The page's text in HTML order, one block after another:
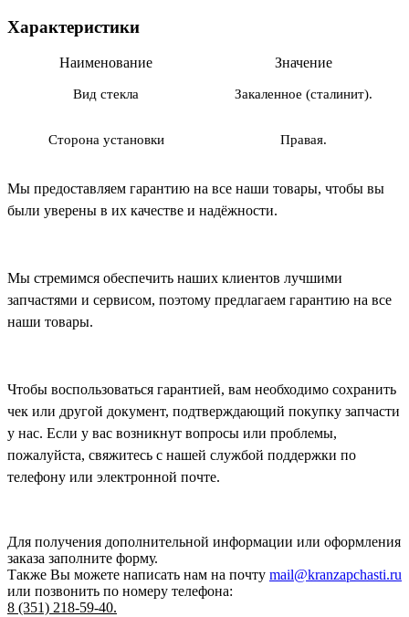
Характеристики
Наименование Значение
Вид стекла Закаленное (сталинит).
Сторона установки Правая.
Мы предоставляем гарантию на все наши товары, чтобы вы
были уверены в их качестве и надёжности.
Мы стремимся обеспечить наших клиентов лучшими
запчастями и сервисом, поэтому предлагаем гарантию на все
наши товары.
Чтобы воспользоваться гарантией, вам необходимо сохранить
чек или другой документ, подтверждающий покупку запчасти
у нас. Если у вас возникнут вопросы или проблемы,
пожалуйста, свяжитесь с нашей службой поддержки по
телефону или электронной почте.
Для получения дополнительной информации или оформления
заказа заполните форму.
Также Вы можете написать нам на почту mail@kranzapchasti.ru
или позвонить по номеру телефона:
8 (351) 218-59-40.